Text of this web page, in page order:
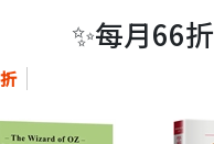
✨每月66折